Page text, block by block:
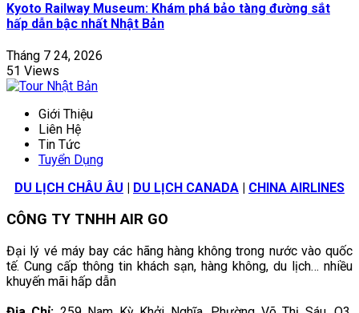
Kyoto Railway Museum: Khám phá bảo tàng đường sắt
hấp dẫn bậc nhất Nhật Bản
Tháng 7 24, 2026
51 Views
Giới Thiệu
Liên Hệ
Tin Tức
Tuyển Dụng
DU LỊCH CHÂU ÂU
DU LỊCH CANADA CHINA AIRLINES
CÔNG TY TNHH AIR GO
Đại lý vé máy bay các hãng hàng không trong nước vào quốc
tế. Cung cấp thông tin khách sạn, hàng không, du lịch… nhiều
khuyến mãi hấp dẫn